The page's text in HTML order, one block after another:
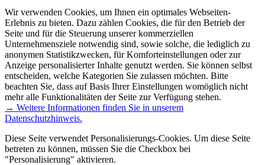
Wir verwenden Cookies, um Ihnen ein optimales Webseiten-
Erlebnis zu bieten. Dazu zählen Cookies, die für den Betrieb der
Seite und für die Steuerung unserer kommerziellen
Unternehmensziele notwendig sind, sowie solche, die lediglich zu
anonymen Statistikzwecken, für Komforteinstellungen oder zur
Anzeige personalisierter Inhalte genutzt werden. Sie können selbst
entscheiden, welche Kategorien Sie zulassen möchten. Bitte
beachten Sie, dass auf Basis Ihrer Einstellungen womöglich nicht
mehr alle Funktionalitäten der Seite zur Verfügung stehen.
→ Weitere Informationen finden Sie in unserem
Datenschutzhinweis.
Diese Seite verwendet Personalisierungs-Cookies. Um diese Seite
betreten zu können, müssen Sie die Checkbox bei
"Personalisierung" aktivieren.